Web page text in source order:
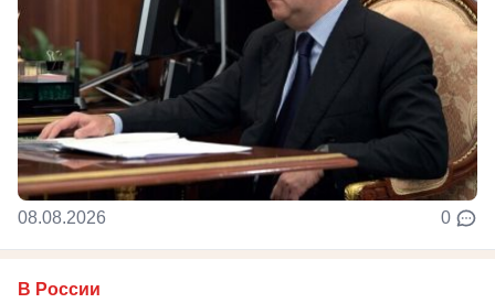
08.08.2026 0
В России